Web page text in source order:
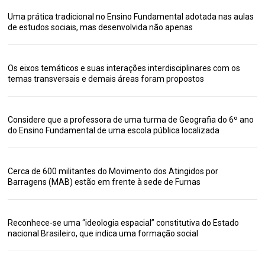
Uma prática tradicional no Ensino Fundamental adotada nas aulas
de estudos sociais, mas desenvolvida não apenas
Os eixos temáticos e suas interações interdisciplinares com os
temas transversais e demais áreas foram propostos
Considere que a professora de uma turma de Geografia do 6º ano
do Ensino Fundamental de uma escola pública localizada
Cerca de 600 militantes do Movimento dos Atingidos por
Barragens (MAB) estão em frente à sede de Furnas
Reconhece-se uma “ideologia espacial” constitutiva do Estado
nacional Brasileiro, que indica uma formação social